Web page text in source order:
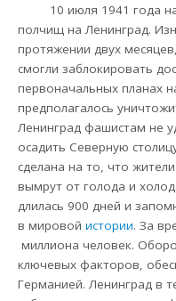
10 июля 1941 года
полчищ на Ленинград.
протяжении двух
смогли заблокировать
первоначальных планах
предполагалось
Ленинград фашистам не
осадить Северную
сделана на то, что
вымрут от голода и
длилась 900 дней и
в мировойистории. За
миллиона человек.
ключевых факторов,
Германией. Ленинград в